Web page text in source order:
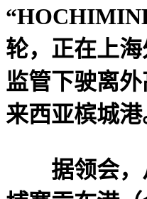
轮，正在上
监管下驶离
来西亚槟城港
据领会，